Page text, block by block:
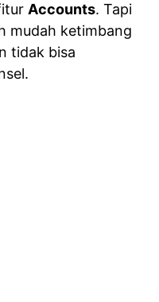
Accounts. Tapi
mudah ketimbang
tidak bisa